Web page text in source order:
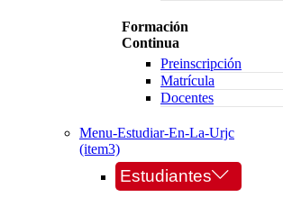
Formación
Continua
Preinscripción
Matrícula
Docentes
Menu-Estudiar-En-La-Urjc
(item3)
Estudiantes